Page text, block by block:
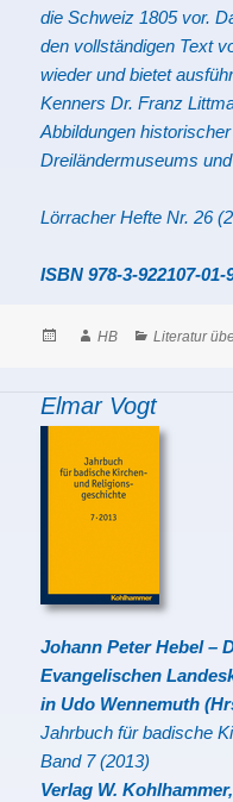
die Schweiz 1805 vor.
den vollständigen Text
wieder und bietet
Kenners Dr. Franz
Abbildungen
Dreiländermuseums
Lörracher Hefte Nr. 26
ISBN 978-3-922107-01-
PostedAuthor
HB Categories
Literatur
Elmar Vogt
Johann Peter Hebel –
Evangelischen
in Udo Wennemuth
Jahrbuch für badische
Band 7 (2013)
Verlag W.